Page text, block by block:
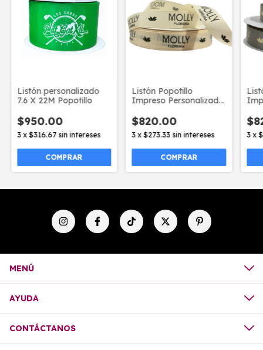
Listón personalizado
7.6 X 22M Popotillo
$950.00
3 x $316.67 sin intereses
Listón Popotillo
Impreso Personalizado
$820.00
3 x$273.33 sin intereses
COMPRAR
3 x
MENÚ
AYUDA
CONTÁCTANOS